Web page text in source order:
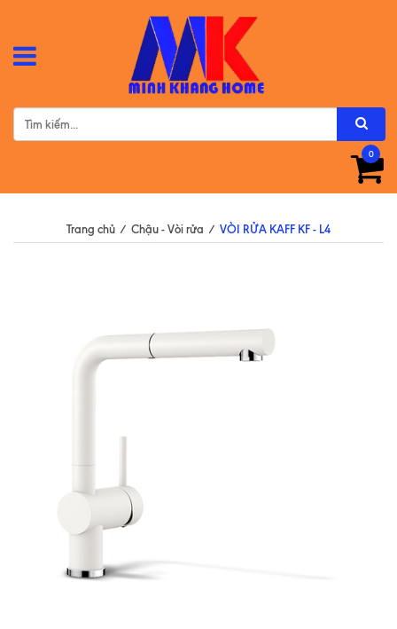
0
Trang chủ / Chậu - Vòi rửa / VÒI RỬA KAFF KF - L4